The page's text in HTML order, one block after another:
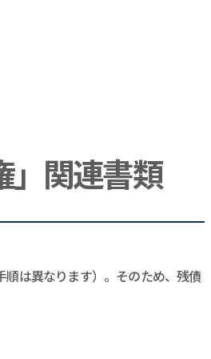
」関連書類
は異なります）。そのため、残債